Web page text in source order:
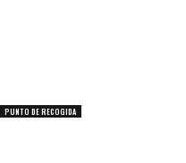
PUNTO DE RECOGIDA